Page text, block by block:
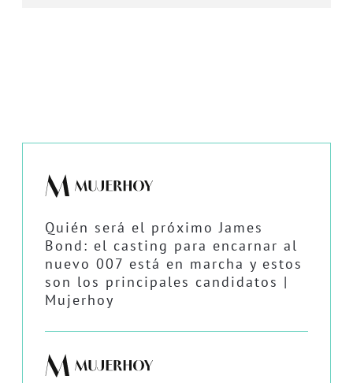
Quién será el próximo James
Bond: el casting para encarnar al
nuevo 007 está en marcha y estos
son los principales candidatos |
Mujerhoy